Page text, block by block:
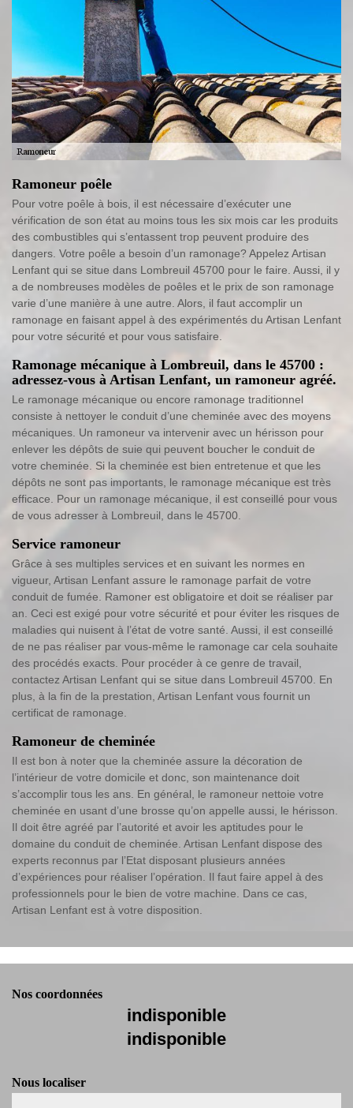
Ramoneur poêle
Pour votre poêle à bois, il est nécessaire d’exécuter une
vérification de son état au moins tous les six mois car les produits
des combustibles qui s’entassent trop peuvent produire des
dangers. Votre poêle a besoin d’un ramonage? Appelez Artisan
Lenfant qui se situe dans Lombreuil 45700 pour le faire. Aussi, il y
a de nombreuses modèles de poêles et le prix de son ramonage
varie d’une manière à une autre. Alors, il faut accomplir un
ramonage en faisant appel à des expérimentés du Artisan Lenfant
pour votre sécurité et pour vous satisfaire.
Ramonage mécanique à Lombreuil, dans le 45700 :
adressez-vous à Artisan Lenfant, un ramoneur agréé.
Le ramonage mécanique ou encore ramonage traditionnel
consiste à nettoyer le conduit d’une cheminée avec des moyens
mécaniques. Un ramoneur va intervenir avec un hérisson pour
enlever les dépôts de suie qui peuvent boucher le conduit de
votre cheminée. Si la cheminée est bien entretenue et que les
dépôts ne sont pas importants, le ramonage mécanique est très
efficace. Pour un ramonage mécanique, il est conseillé pour vous
de vous adresser à Lombreuil, dans le 45700.
Service ramoneur
Grâce à ses multiples services et en suivant les normes en
vigueur, Artisan Lenfant assure le ramonage parfait de votre
conduit de fumée. Ramoner est obligatoire et doit se réaliser par
an. Ceci est exigé pour votre sécurité et pour éviter les risques de
maladies qui nuisent à l’état de votre santé. Aussi, il est conseillé
de ne pas réaliser par vous-même le ramonage car cela souhaite
des procédés exacts. Pour procéder à ce genre de travail,
contactez Artisan Lenfant qui se situe dans Lombreuil 45700. En
plus, à la fin de la prestation, Artisan Lenfant vous fournit un
certificat de ramonage.
Ramoneur de cheminée
Il est bon à noter que la cheminée assure la décoration de
l’intérieur de votre domicile et donc, son maintenance doit
s’accomplir tous les ans. En général, le ramoneur nettoie votre
cheminée en usant d’une brosse qu’on appelle aussi, le hérisson.
Il doit être agréé par l’autorité et avoir les aptitudes pour le
domaine du conduit de cheminée. Artisan Lenfant dispose des
experts reconnus par l’Etat disposant plusieurs années
d’expériences pour réaliser l’opération. Il faut faire appel à des
professionnels pour le bien de votre machine. Dans ce cas,
Artisan Lenfant est à votre disposition.
Nos coordonnées
indisponible
indisponible
Nous localiser